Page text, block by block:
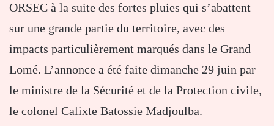
ORSEC à la suite des fortes pluies qui s’abattent
sur une grande partie du territoire, avec des
impacts particulièrement marqués dans le Grand
Lomé. L’annonce a été faite dimanche 29 juin par
le ministre de la Sécurité et de la Protection civile,
le colonel Calixte Batossie Madjoulba.